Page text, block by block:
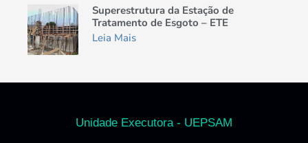
Superestrutura da Estação de
Tratamento de Esgoto – ETE
Leia Mais
Unidade Executora - UEPSAM